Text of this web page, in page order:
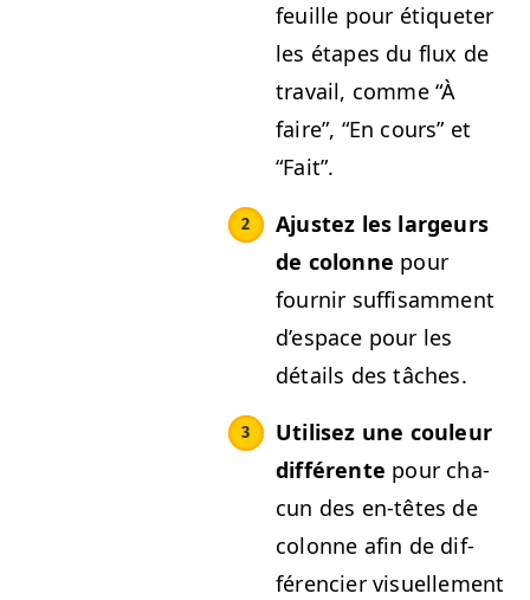
feuille pour éti­queter
les étapes du flux de
tra­vail, comme “À
faire”, “En cours” et
“Fait”.
Ajustez les largeurs
de colonne pour
fournir suff­isam­ment
d’e­space pour les
détails des tâches.
Utilisez une couleur
dif­férente pour cha­
cun des en-têtes de
colonne afin de dif­
férenci­er visuelle­ment